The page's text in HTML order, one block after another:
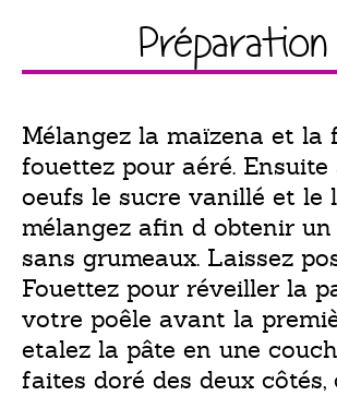
Mélangez la maïzena et la
fouettez pour aéré. Ensuite
oeufs le sucre vanillé et le
mélangez afin d obtenir un
sans grumeaux. Laissez
Fouettez pour réveiller la
votre poêle avant la
etalez la pâte en une
faites doré des deux côtés,